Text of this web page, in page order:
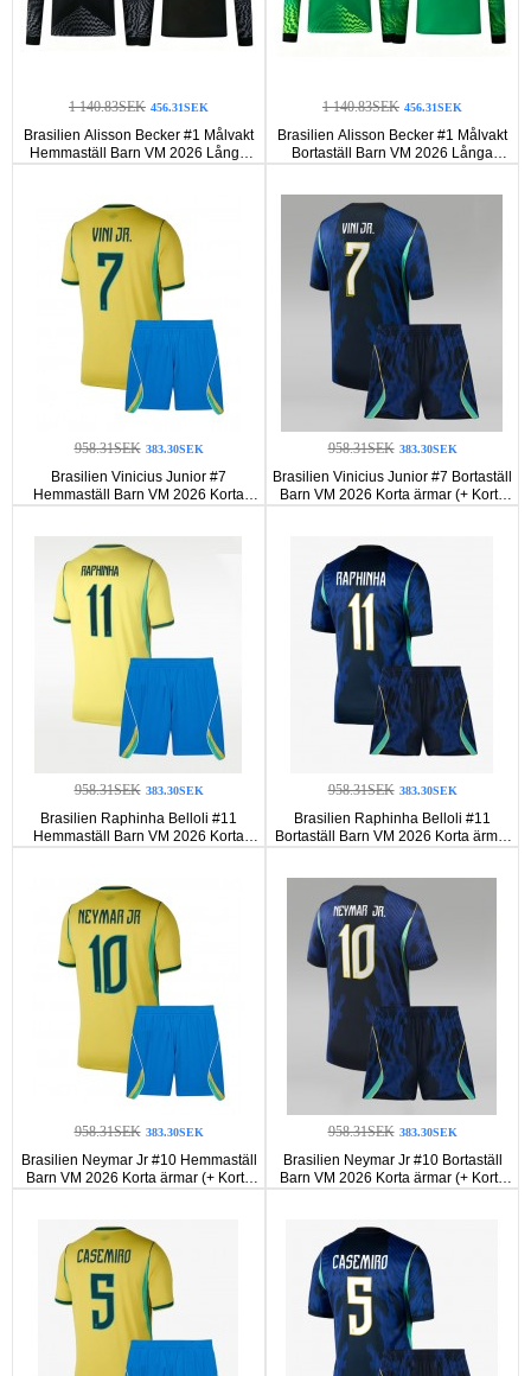
1 140.83SEK 456.31SEK
Brasilien Alisson Becker #1 Målvakt
Hemmaställ Barn VM 2026 Långa
ärmar (+ Korta byxor)
1 140.83SEK 456.31SEK
Brasilien Alisson Becker #1 Målvakt
Bortaställ Barn VM 2026 Långa
ärmar (+ Korta byxor)
958.31SEK 383.30SEK
Brasilien Vinicius Junior #7
Hemmaställ Barn VM 2026 Korta
ärmar (+ Korta byxor)
958.31SEK 383.30SEK
Brasilien Vinicius Junior #7 Bortaställ
Barn VM 2026 Korta ärmar (+ Korta
byxor)
958.31SEK 383.30SEK
Brasilien Raphinha Belloli #11
Hemmaställ Barn VM 2026 Korta
ärmar (+ Korta byxor)
958.31SEK 383.30SEK
Brasilien Raphinha Belloli #11
Bortaställ Barn VM 2026 Korta ärmar
(+ Korta byxor)
958.31SEK 383.30SEK
Brasilien Neymar Jr #10 Hemmaställ
Barn VM 2026 Korta ärmar (+ Korta
byxor)
958.31SEK 383.30SEK
Brasilien Neymar Jr #10 Bortaställ
Barn VM 2026 Korta ärmar (+ Korta
byxor)